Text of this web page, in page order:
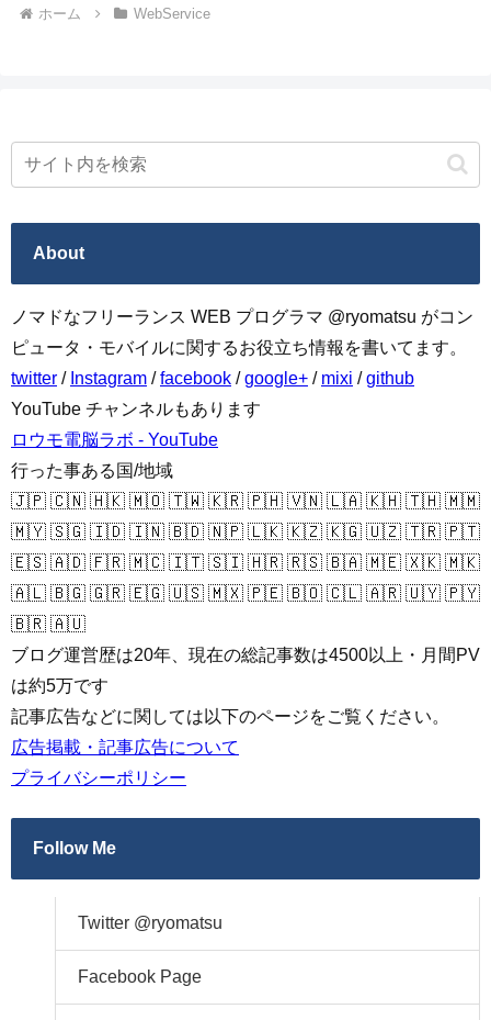
ホーム WebService
About
ノマドなフリーランス WEB プログラマ @ryomatsu がコン
ピュータ・モバイルに関するお役立ち情報を書いてます。
twitter / Instagram /facebook /google+ / mixi /github
YouTube チャンネルもあります
ロウモ電脳ラボ - YouTube
行った事ある国/地域
🇯🇵 🇨🇳 🇭🇰 🇲🇴 🇹🇼 🇰🇷 🇵🇭 🇻🇳 🇱🇦 🇰🇭 🇹🇭 🇲🇲
🇲🇾 🇸🇬 🇮🇩 🇮🇳 🇧🇩 🇳🇵 🇱🇰 🇰🇿 🇰🇬 🇺🇿 🇹🇷 🇵🇹
🇪🇸 🇦🇩 🇫🇷 🇲🇨 🇮🇹 🇸🇮 🇭🇷 🇷🇸 🇧🇦 🇲🇪 🇽🇰 🇲🇰
🇦🇱 🇧🇬 🇬🇷 🇪🇬 🇺🇸 🇲🇽 🇵🇪 🇧🇴 🇨🇱 🇦🇷 🇺🇾 🇵🇾
🇧🇷 🇦🇺
ブログ運営歴は20年、現在の総記事数は4500以上・月間PV
は約5万です
記事広告などに関しては以下のページをご覧ください。
広告掲載・記事広告について
プライバシーポリシー
Follow Me
Twitter @ryomatsu
Facebook Page